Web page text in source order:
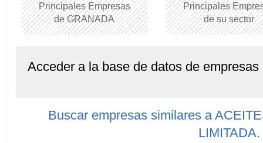
Principales Empresas
de GRANADA
Principales
de su sector
Acceder a la base de datos de
Buscar empresas similares a
LIMITADA.